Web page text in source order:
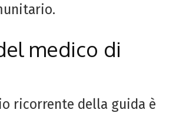
medico di
ricorrente della guida è